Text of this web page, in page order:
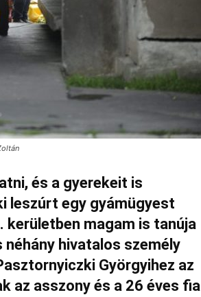
és a gyerekeit is
leszúrt egy gyámügyest
kerületben magam is tanúja
hivatalos személy
Györgyihez az
az asszony és a 26 éves fia